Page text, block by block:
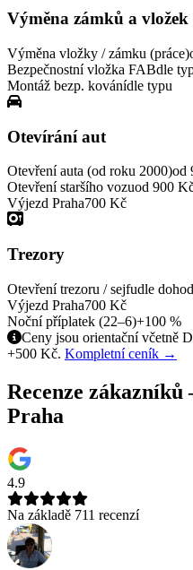
Výměna zámků a vložek
Výměna vložky / zámku (práce)
Bezpečnostní vložka FABdle
Montáž bezp. kovánídle typu
Otevírání aut
Otevření auta (od roku 2000)od
Otevření staršího vozuod 900
Výjezd Praha700 Kč
Trezory
Otevření trezoru / sejfudle
Výjezd Praha700 Kč
Noční příplatek (22–6)+100 %
Ceny jsou orientační včetně
+500 Kč. Kompletní ceník →
Recenze
Praha
4.9
Na základě 711 recenzí